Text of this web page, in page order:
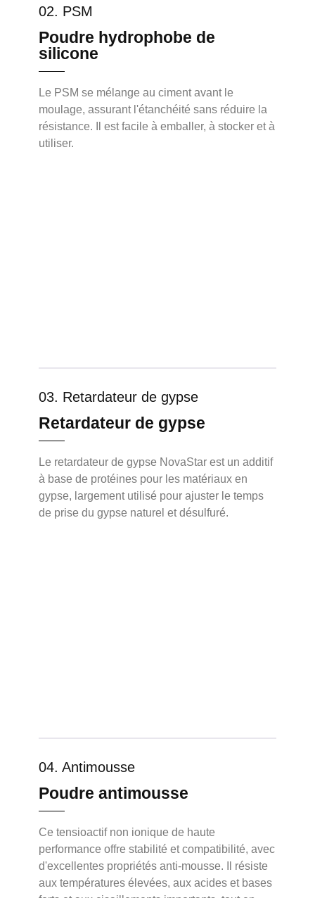
02. PSM
Poudre hydrophobe de
silicone
Le PSM se mélange au ciment avant le
moulage, assurant l'étanchéité sans réduire la
résistance. Il est facile à emballer, à stocker et à
utiliser.
03. Retardateur de gypse
Retardateur de gypse
Le retardateur de gypse NovaStar est un additif
à base de protéines pour les matériaux en
gypse, largement utilisé pour ajuster le temps
de prise du gypse naturel et désulfuré.
04. Antimousse
Poudre antimousse
Ce tensioactif non ionique de haute
performance offre stabilité et compatibilité, avec
d'excellentes propriétés anti-mousse. Il résiste
aux températures élevées, aux acides et bases